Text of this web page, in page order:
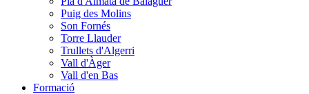
Puig des Molins
Son Fornés
Torre Llauder
Trullets d'Algerri
Vall d'Àger
Vall d'en Bas
Formació